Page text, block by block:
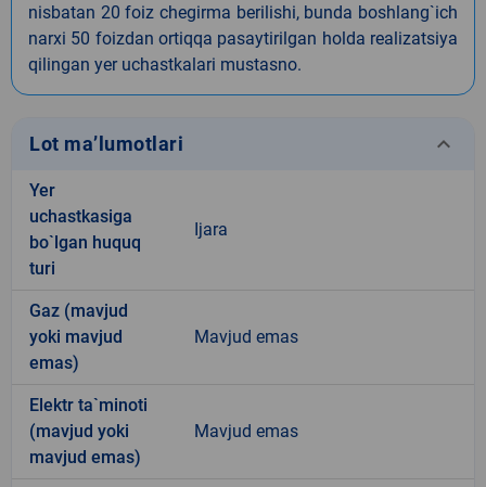
nisbatan 20 foiz chegirma berilishi, bunda boshlang`ich
narxi 50 foizdan ortiqqa pasaytirilgan holda realizatsiya
qilingan yer uchastkalari mustasno.
Lot ma’lumotlari keyboard_arrow_down
Yer
uchastkasiga
bo`lgan huquq
turi
Ijara
Gaz (mavjud
yoki mavjud
emas)
Mavjud emas
Elektr ta`minoti
(mavjud yoki
mavjud emas)
Mavjud emas